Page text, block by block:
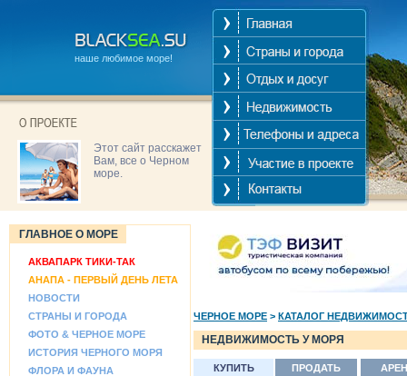
наше любимое море!
Этот сайт расскажет
Вам, все о Черном
море.
ГЛАВНОЕ О МОРЕ
АКВАПАРК ТИКИ-ТАК
АНАПА - ПЕРВЫЙ ДЕНЬ ЛЕТА
НОВОСТИ
СТРАНЫ И ГОРОДА
ФОТО & ЧЕРНОЕ МОРЕ
ИСТОРИЯ ЧЕРНОГО МОРЯ
ФЛОРА И ФАУНА
ЧЕРНОЕ МОРЕ > КАТАЛОГ
НЕДВИЖИМОСТЬ У МОРЯ
КУПИТЬ ПРОДАТЬ